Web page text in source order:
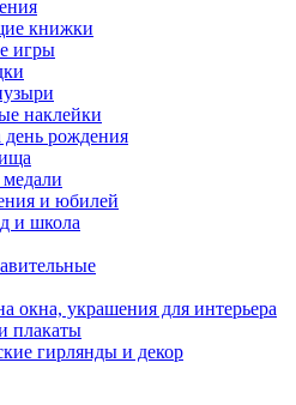
книжки
игры
наклейки
рождения
и юбилей
и школа
окна, украшения для интерьера
плакаты
гирлянды и декор